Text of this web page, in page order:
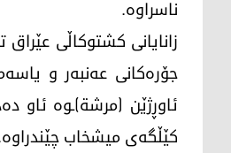
ناسراوە.
زانایانی کشتوکاڵی
جۆرەکانی عه‌نبه‌ر و
ئاوڕژێن (مرشة)ـوه‌
كێڵگه‌ی میشخاب